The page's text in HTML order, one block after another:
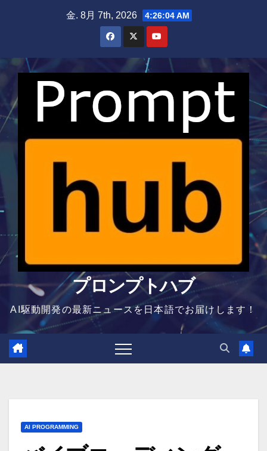
金. 8月 7th, 2026 4:26:05 AM
プロンプトハブ
AI駆動開発の最新ニュースを日本語でお届けします！
AI PROGRAMMING